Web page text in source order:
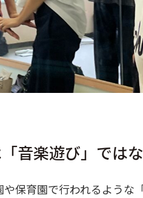
音楽遊び」では
保育園で行われるような